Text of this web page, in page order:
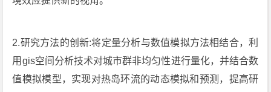
2.研究方法的创新:将定量分析与数值模拟方法相结合，利
用gis空间分析技术对城市群非均匀性进行量化，并结合数
值模拟模型，实现对热岛环流的动态模拟和预测，提高研